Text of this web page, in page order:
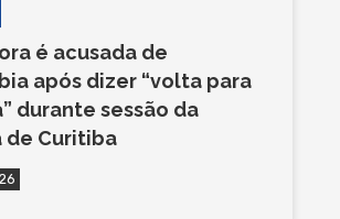
é acusada de
após dizer “volta para
durante sessão da
de Curitiba